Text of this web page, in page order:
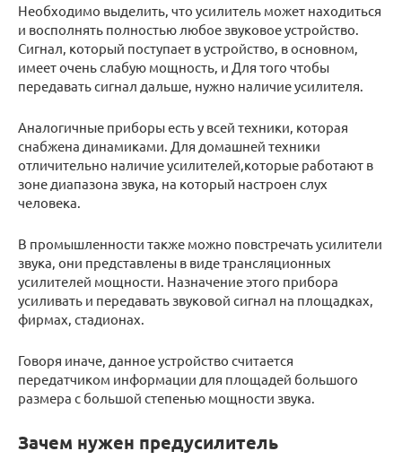
Необходимо выделить, что усилитель может находиться
и восполнять полностью любое звуковое устройство.
Сигнал, который поступает в устройство, в основном,
имеет очень слабую мощность, и Для того чтобы
передавать сигнал дальше, нужно наличие усилителя.
Аналогичные приборы есть у всей техники, которая
снабжена динамиками. Для домашней техники
отличительно наличие усилителей,которые работают в
зоне диапазона звука, на который настроен слух
человека.
В промышленности также можно повстречать усилители
звука, они представлены в виде трансляционных
усилителей мощности. Назначение этого прибора
усиливать и передавать звуковой сигнал на площадках,
фирмах, стадионах.
Говоря иначе, данное устройство считается
передатчиком информации для площадей большого
размера с большой степенью мощности звука.
Зачем нужен предусилитель